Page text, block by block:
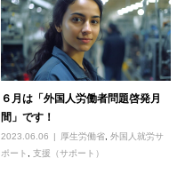
６月は「外国人労働者問題啓発月
間」です！
2023.06.06 厚生労働省 ,外国人就労サ
ポート
,支援（サポート）